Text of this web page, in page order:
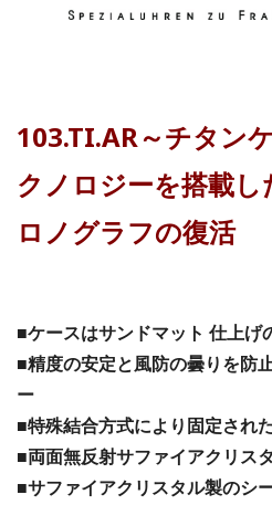
103.TI.AR～チタン
クノロジーを搭載
ロノグラフの復活
■ケースはサンドマット 仕上げ
■精度の安定と風防の曇りを防
ー
■特殊結合方式により固定され
■両面無反射サファイアクリス
■サファイアクリスタル製のシ